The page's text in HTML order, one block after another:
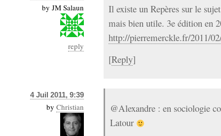
by JM Salaun
reply
Il existe un Repères sur le
mais bien utile. 3e édition en
http://pierremerckle.fr/2011/
[Reply]
4 Juil 2011, 9:39
by Christian
@Alexandre : en sociologie
Latour